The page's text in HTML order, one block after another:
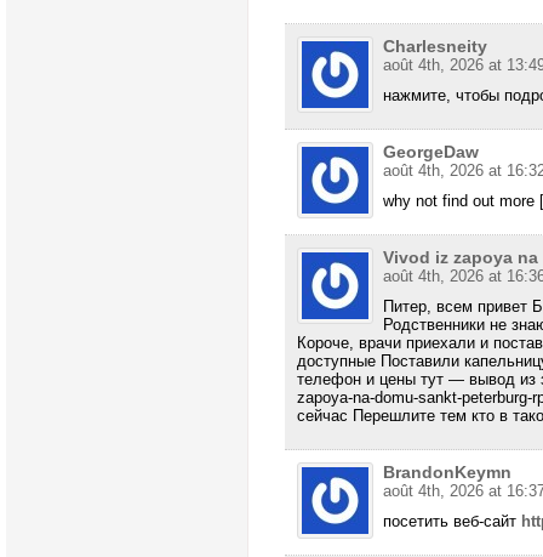
Charlesneity
août 4th, 2026 at
нажмите, чтобы
GeorgeDaw
août 4th, 2026 at
why not find out more
Vivod iz zapoya na
août 4th, 2026 at
Питер, всем привет
Родственники не
Короче, врачи приехали и
доступные Поставили
телефон и цены тут — вывод из
zapoya-na-domu-sankt-peterburg-
сейчас Перешлите тем кто в
BrandonKeymn
août 4th, 2026 at
посетить веб-сайт